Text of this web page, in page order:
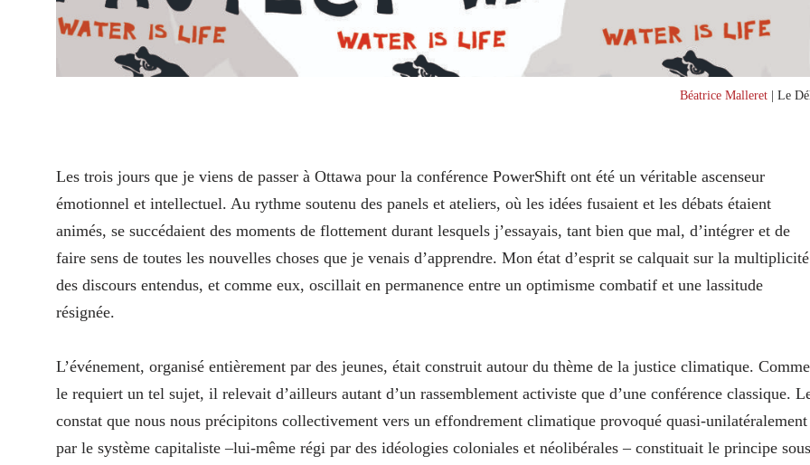
Béatrice Malleret | Le
Les trois jours que je viens de passer à Ottawa pour la conférence PowerShift ont été un véritable ascenseur
émotionnel et intellectuel. Au rythme soutenu des panels et ateliers, où les idées fusaient et les débats étaient
animés, se succédaient des moments de flottement durant lesquels j’essayais, tant bien que mal, d’intégrer et de
faire sens de toutes les nouvelles choses que je venais d’apprendre. Mon état d’esprit se calquait sur la multiplicité
des discours entendus, et comme eux, oscillait en permanence entre un optimisme combatif et une lassitude
résignée.
L’événement, organisé entièrement par des jeunes, était construit autour du thème de la justice climatique. Comme
le requiert un tel sujet, il relevait d’ailleurs autant d’un rassemblement activiste que d’une conférence classique.
constat que nous nous précipitons collectivement vers un effondrement climatique provoqué quasi-unilatéralement
par le système capitaliste –lui-même régi par des idéologies coloniales et néolibérales – constituait le principe